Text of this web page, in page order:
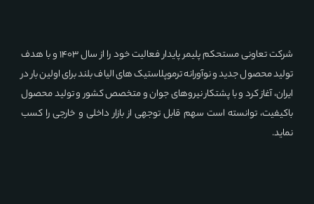
شرکت تعاونی مستحکم پلیمر پایدار فعالیت خود را از سال ۱۴۰۳ و با هدف
تولید محصول جدید و نوآورانه ترموپلاستیک های الیاف بلند برای اولین بار در
ایران، آغاز کرد و با پشتکار نیروهای جوان و متخصص کشور و تولید محصول
باکیفیت، توانسته است سهم قابل توجهی از بازار داخلی و خارجی را کسب
نماید.